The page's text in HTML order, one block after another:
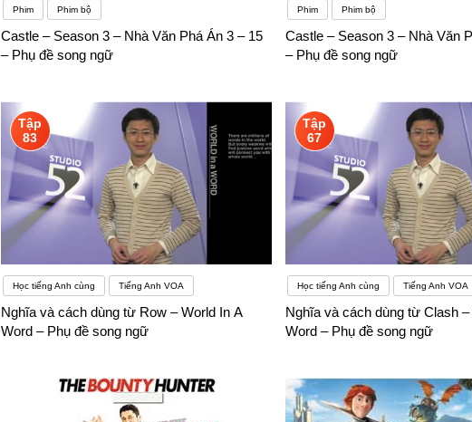
Phim Phim bộ
Castle – Season 3 – Nhà Văn Phá Án 3 – 15
– Phụ đề song ngữ
Phim Phim bộ
Castle – Season 3 – Nhà Văn
– Phụ đề song ngữ
Tập
83
Học tiếng Anh cùng Tiếng Anh VOA
Nghĩa và cách dùng từ Row – World In A
Word – Phụ đề song ngữ
Tập
67
Học tiếng Anh cùng Tiếng Anh VOA
Nghĩa và cách dùng từ Clash –
Word – Phụ đề song ngữ